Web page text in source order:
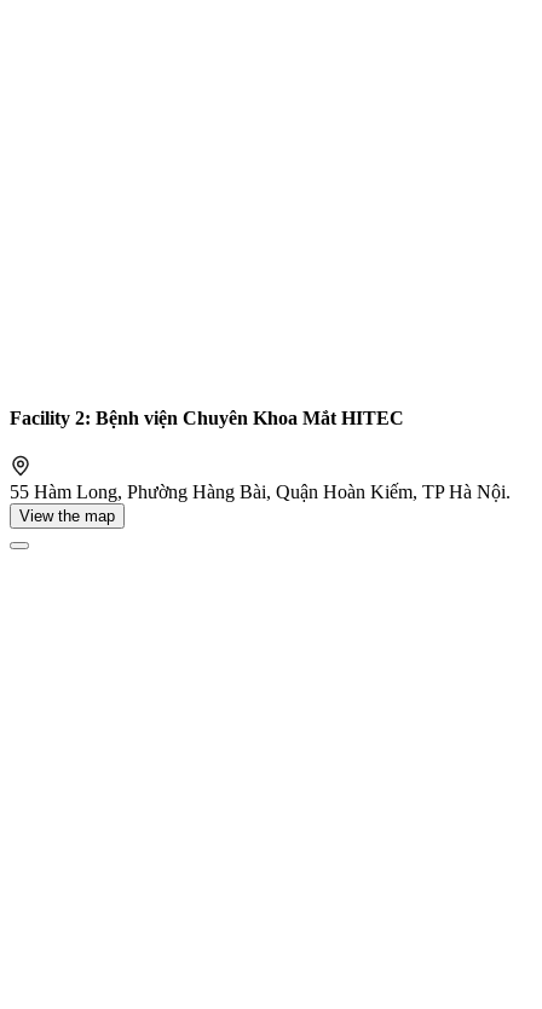
Facility 2: Bệnh viện Chuyên Khoa Mắt HITEC
55 Hàm Long, Phường Hàng Bài, Quận Hoàn Kiếm, TP Hà Nội.
View the map